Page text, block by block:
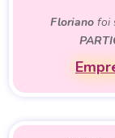
Florianofoi